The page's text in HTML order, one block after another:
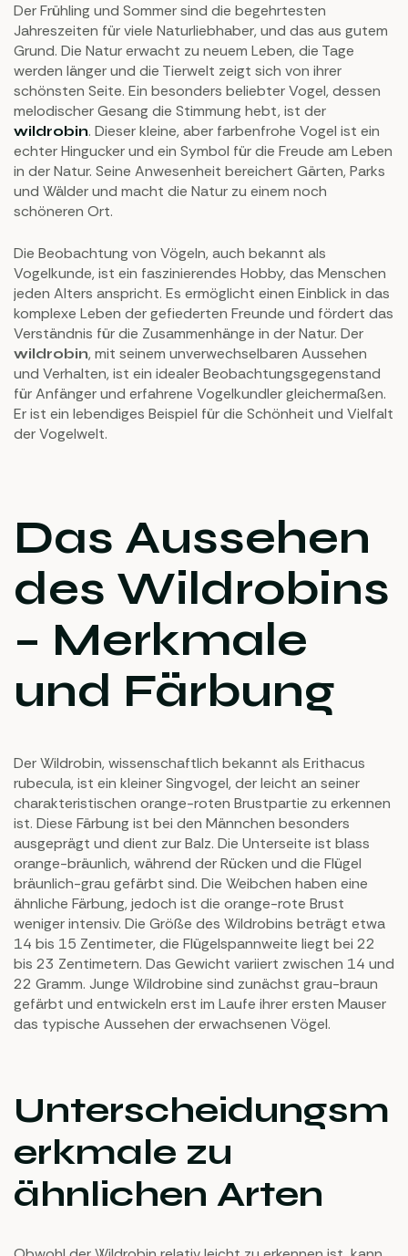
Der Frühling und Sommer sind die begehrtesten
Jahreszeiten für viele Naturliebhaber, und das aus gutem
Grund. Die Natur erwacht zu neuem Leben, die Tage
werden länger und die Tierwelt zeigt sich von ihrer
schönsten Seite. Ein besonders beliebter Vogel, dessen
melodischer Gesang die Stimmung hebt, ist der
wildrobin. Dieser kleine, aber farbenfrohe Vogel ist ein
echter Hingucker und ein Symbol für die Freude am Leben
in der Natur. Seine Anwesenheit bereichert Gärten, Parks
und Wälder und macht die Natur zu einem noch
schöneren Ort.
Die Beobachtung von Vögeln, auch bekannt als
Vogelkunde, ist ein faszinierendes Hobby, das Menschen
jeden Alters anspricht. Es ermöglicht einen Einblick in das
komplexe Leben der gefiederten Freunde und fördert das
Verständnis für die Zusammenhänge in der Natur. Der
wildrobin, mit seinem unverwechselbaren Aussehen
und Verhalten, ist ein idealer Beobachtungsgegenstand
für Anfänger und erfahrene Vogelkundler gleichermaßen.
Er ist ein lebendiges Beispiel für die Schönheit und Vielfalt
der Vogelwelt.
Das Aussehen
des Wildrobins
– Merkmale
und Färbung
Der Wildrobin, wissenschaftlich bekannt als Erithacus
rubecula, ist ein kleiner Singvogel, der leicht an seiner
charakteristischen orange-roten Brustpartie zu erkennen
ist. Diese Färbung ist bei den Männchen besonders
ausgeprägt und dient zur Balz. Die Unterseite ist blass
orange-bräunlich, während der Rücken und die Flügel
bräunlich-grau gefärbt sind. Die Weibchen haben eine
ähnliche Färbung, jedoch ist die orange-rote Brust
weniger intensiv. Die Größe des Wildrobins beträgt etwa
14 bis 15 Zentimeter, die Flügelspannweite liegt bei 22
bis 23 Zentimetern. Das Gewicht variiert zwischen 14 und
22 Gramm. Junge Wildrobine sind zunächst grau-braun
gefärbt und entwickeln erst im Laufe ihrer ersten Mauser
das typische Aussehen der erwachsenen Vögel.
Unterscheidungsm
erkmale zu
ähnlichen Arten